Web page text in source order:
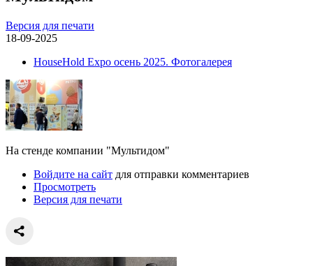
Версия для печати
18-09-2025
HouseHold Expo осень 2025. Фотогалерея
На стенде компании "Мультидом"
Войдите на сайт для отправки комментариев
Просмотреть
Версия для печати